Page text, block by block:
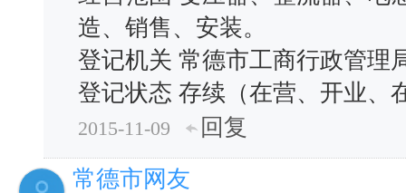
造、销售、安装。
登记机关 常德市工商行政管理
登记状态 存续（在营、开业、
2015-11-09
回复
常德市网友